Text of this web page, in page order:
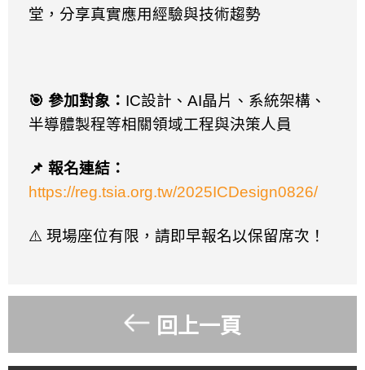
堂，分享真實應用經驗與技術趨勢
🎯 參加對象： IC設計、 AI晶片、系統架構、
半導體製程等相關領域工程與決策人員
📌 報名連結：
https://reg.tsia.org.tw/2025ICDesign0826/
⚠ 現場座位有限，請即早報名以保留席次！
回上一頁